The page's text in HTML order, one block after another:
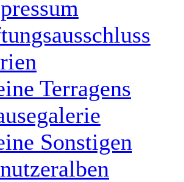
Terragens
Sonstigen